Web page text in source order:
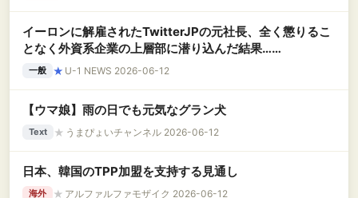
イーロンに解雇されたTwitterJPの元社長、全く懲りるこ
となく外資系企業の上層部に潜り込んだ結果……
一般 ★ U-1 NEWS 2026-06-12
【ウマ娘】雨の日でも元気なグラン犬
Text ★ うまぴょいチャンネル 2026-06-12
日本、韓国のTPP加盟を支持する見通し
海外 ★ アルファルファモザイク 2026-06-12